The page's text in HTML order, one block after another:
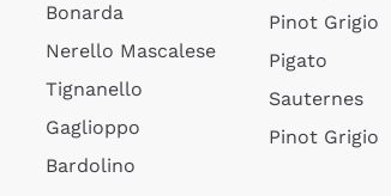
Bonarda
Nerello Mascalese
Tignanello
Gaglioppo
Bardolino
Pinot Grigio
Pigato
Sauternes
Pinot Grigio